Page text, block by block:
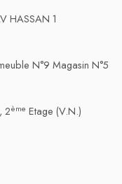
HASSAN 1
N°9 Magasin N°5
2ème Etage (V.N.)